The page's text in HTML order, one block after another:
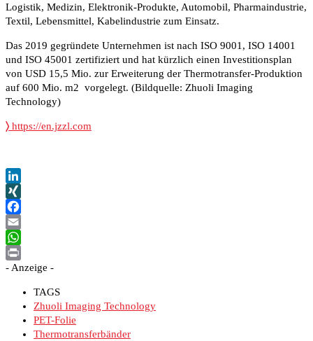
Logistik, Medizin, Elektronik-Produkte, Automobil, Pharmaindustrie,
Textil, Lebensmittel, Kabelindustrie zum Einsatz.
Das 2019 gegründete Unternehmen ist nach ISO 9001, ISO 14001
und ISO 45001 zertifiziert und hat kürzlich einen Investitionsplan
von USD 15,5 Mio. zur Erweiterung der Thermotransfer-Produktion
auf 600 Mio. m2 vorgelegt. (Bildquelle: Zhuoli Imaging
Technology)
〉 https://en.jzzl.com
LinkedIn
XING
Facebook
Email
WhatsApp
Print
- Anzeige -
TAGS
Zhuoli Imaging Technology
PET-Folie
Thermotransferbänder